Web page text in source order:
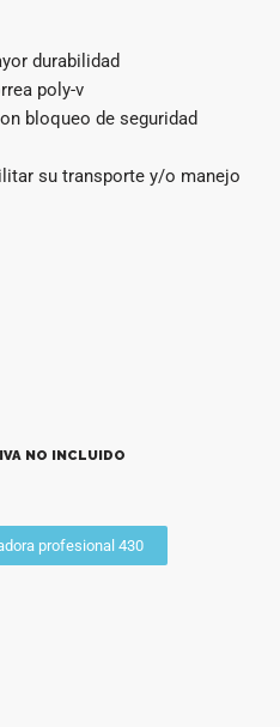
durabilidad
poly-v
bloqueo de seguridad
su transporte y/o manejo
NO INCLUIDO
profesional 430